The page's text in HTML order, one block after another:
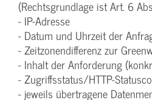
(Rechtsgrundlage ist Art. 6
- IP-Adresse
- Datum und Uhrzeit der
- Zeitzonendifferenz zur
- Inhalt der Anforderung
- Zugriffsstatus/HTTP-
- jeweils übertragene